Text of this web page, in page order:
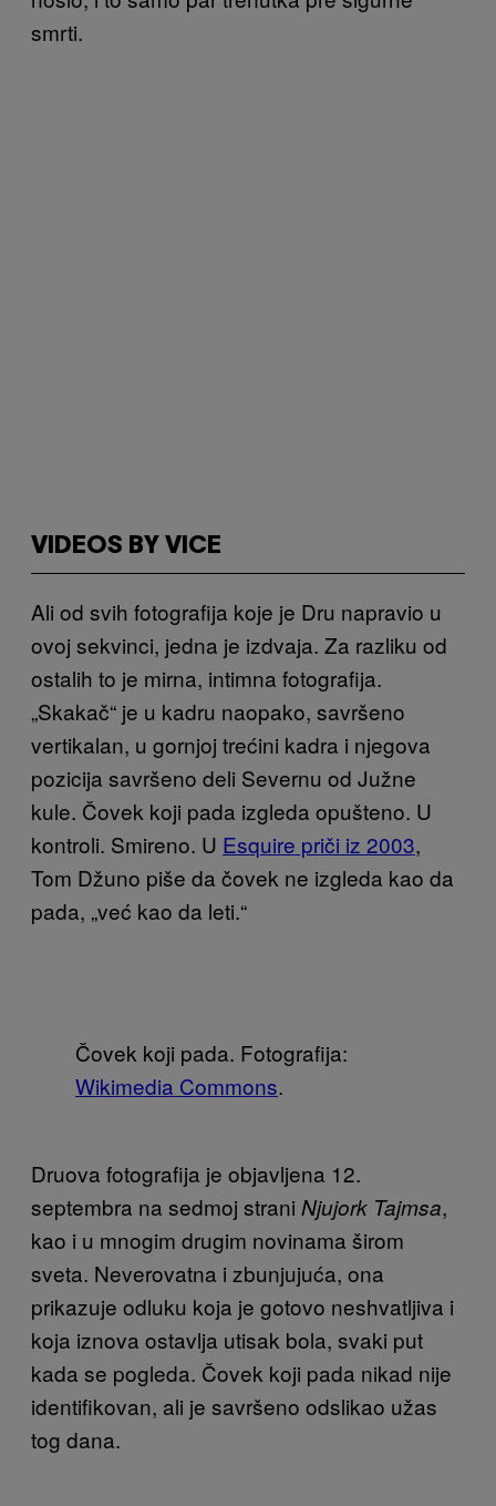
smrti.
VIDEOS BY VICE
Ali od svih fotografija koje je Dru napravio u
ovoj sekvinci, jedna je izdvaja. Za razliku od
ostalih to je mirna, intimna fotografija.
„Skakač“ je u kadru naopako, savršeno
vertikalan, u gornjoj trećini kadra i njegova
pozicija savršeno deli Severnu od Južne
kule. Čovek koji pada izgleda opušteno. U
kontroli. Smireno. U Esquire priči iz 2003,
Tom Džuno piše da čovek ne izgleda kao da
pada, „već kao da leti.“
Čovek koji pada. Fotografija:
Wikimedia Commons.
Druova fotografija je objavljena 12.
septembra na sedmoj strani Njujork Tajmsa,
kao i u mnogim drugim novinama širom
sveta. Neverovatna i zbunjujuća, ona
prikazuje odluku koja je gotovo neshvatljiva i
koja iznova ostavlja utisak bola, svaki put
kada se pogleda. Čovek koji pada nikad nije
identifikovan, ali je savršeno odslikao užas
tog dana.